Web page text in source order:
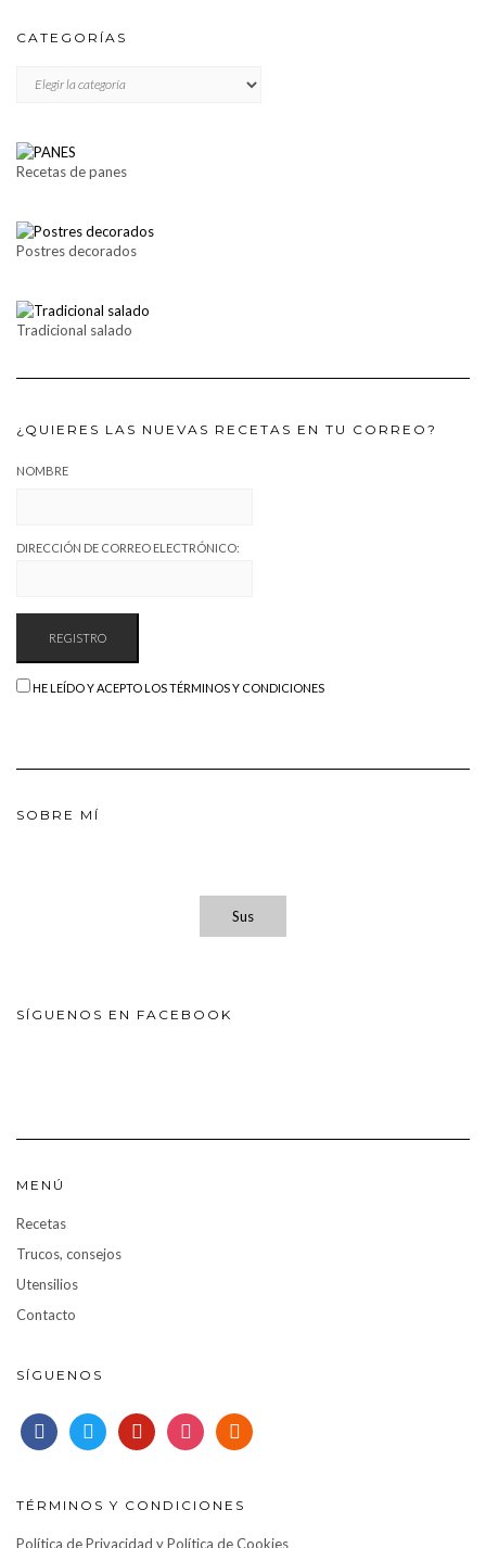
CATEGORÍAS
Recetas de panes
Postres decorados
Tradicional salado
¿QUIERES LAS NUEVAS RECETAS EN TU CORREO?
NOMBRE
DIRECCIÓN DE CORREO ELECTRÓNICO:
HE LEÍDO Y ACEPTO LOS TÉRMINOS Y CONDICIONES
SOBRE MÍ
Sus
SÍGUENOS EN FACEBOOK
MENÚ
Recetas
Trucos, consejos
Utensilios
Contacto
SÍGUENOS
facebooktwitter pinterestinstagramrss
TÉRMINOS Y CONDICIONES
Política de Privacidad y Política de Cookies